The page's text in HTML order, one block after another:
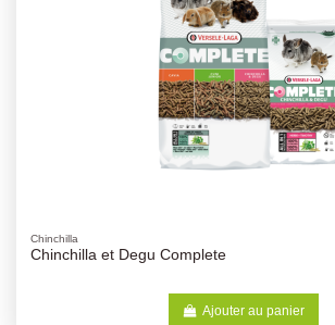
Chinchilla
Chinchilla et Degu Complete
Ajouter au panier